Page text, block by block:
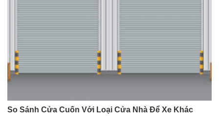
So Sánh Cửa Cuốn Với Loại Cửa Nhà Để Xe Khác